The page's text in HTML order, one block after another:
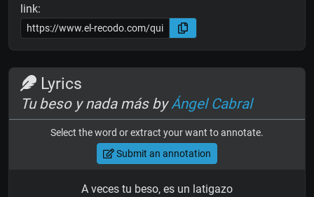
link:
Lyrics
Tu beso y nada más byÁngel Cabral
Select the word or extract your want to annotate.
Submit an annotation
A veces tu beso, es un latigazo